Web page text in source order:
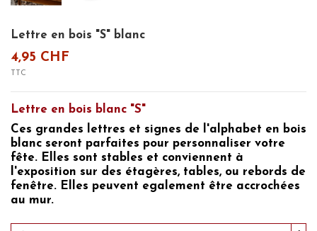
Lettre en bois "S" blanc
4,95 CHF
TTC
Lettre en bois blanc "S"
Ces grandes
lettres et signes de l'alphabet en bois
blanc seront parfaites pour personnaliser votre
fête. Elles sont stables et conviennent à
l'exposition sur des étagères, tables, ou rebords de
fenêtre. Elles peuvent egalement être accrochées
au mur.